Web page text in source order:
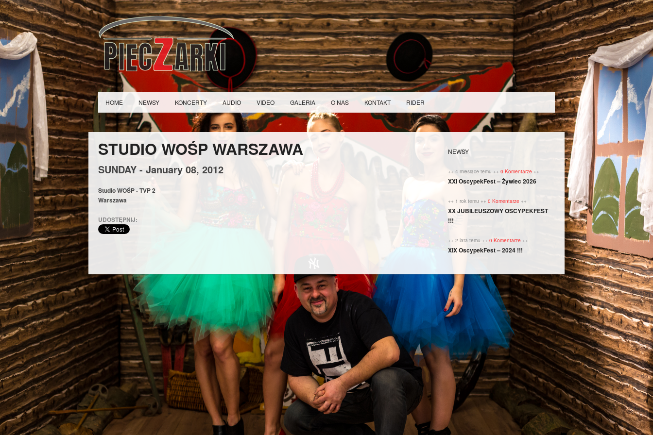
HOME NEWSY KONCERTY AUDIO VIDEO GALERIA O NAS KONTAKT RIDER
STUDIO WOŚP WARSZAWA
SUNDAY - January 08, 2012
Studio WOŚP - TVP 2
Warszawa
UDOSTĘPNIJ:
NEWSY
++ 4 miesiące temu ++ 0 Komentarze ++
XXI OscypekFest – Żywiec 2026
++ 1 rok temu ++ 0 Komentarze ++
XX JUBILEUSZOWY OSCYPEKFEST
!!!
++ 2 lata temu ++ 0 Komentarze ++
XIX OscypekFest – 2024 !!!